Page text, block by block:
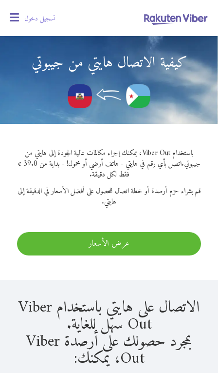
تسجيل دخول
كيفية الاتصال هايتي من جيبوتي
باستخدام Viber Out، يمكنك إجراء مكالمات عالية الجودة إلى هايتي من
جيبوتي.
اتصل بأي رقم في هايتي - هاتف أرضي أو محمول! - بداية من 39.0 ¢
فقط لكل دقيقة.
قم بشراء حزم أرصدة أو خطة اتصال للحصول على أفضل الأسعار في الدقيقة إلى
هايتي.
عرض الأسعار
الاتصال على هايتي باستخدام Viber
Out سهل للغاية.
بمجرد حصولك على أرصدة Viber
Out، يمكنك: